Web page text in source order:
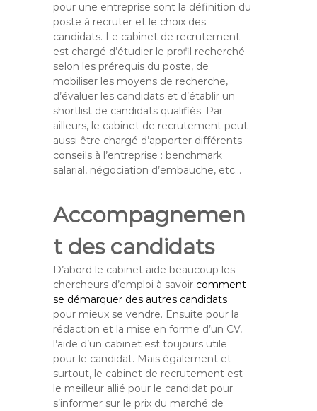
pour une entreprise sont la définition du
poste à recruter et le choix des
candidats. Le cabinet de recrutement
est chargé d’étudier le profil recherché
selon les prérequis du poste, de
mobiliser les moyens de recherche,
d’évaluer les candidats et d’établir un
shortlist de candidats qualifiés. Par
ailleurs, le cabinet de recrutement peut
aussi être chargé d’apporter différents
conseils à l’entreprise : benchmark
salarial, négociation d’embauche, etc…
Accompagnemen
t des candidats
D’abord le cabinet aide beaucoup les
chercheurs d’emploi à savoir comment
se démarquer des autres candidats
pour mieux se vendre. Ensuite pour la
rédaction et la mise en forme d’un CV,
l’aide d’un cabinet est toujours utile
pour le candidat. Mais également et
surtout, le cabinet de recrutement est
le meilleur allié pour le candidat pour
s’informer sur le prix du marché de